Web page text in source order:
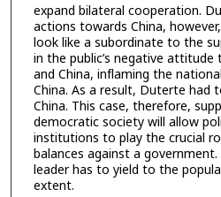
expand bilateral cooperation.
actions towards China,
look like a subordinate to the
in the public’s negative
and China, inflaming the
China. As a result, Duterte had
China. This case, therefore,
democratic society will allow
institutions to play the crucial
balances against a
leader has to yield to the
extent.